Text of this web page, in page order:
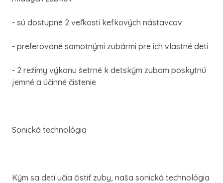
- sú dostupné 2 veľkosti kefkových nástavcov
- preferované samotnými zubármi pre ich vlastné deti
- 2 režimy výkonu šetrné k detským zubom poskytnú
jemné a účinné čistenie
Sonická technológia
Kým sa deti učia čistiť zuby, naša sonická technológia